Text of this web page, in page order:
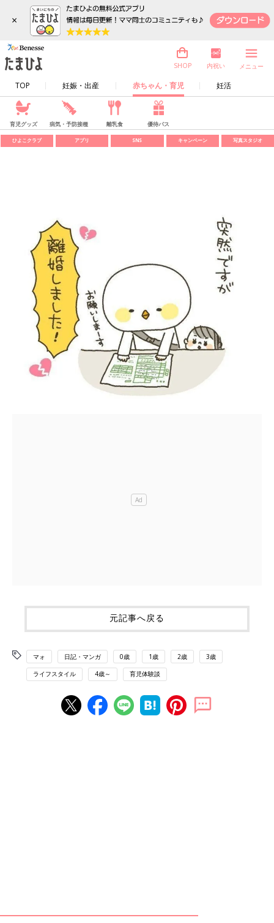
×
TOP 妊娠・出産 赤ちゃん・育児 妊活
SHOP 内祝い メニュー
育児グッズ 病気・予防接種 離乳食 優待パス
ひよこクラブ アプリ SNS キャンペーン 写真スタジオ
元記事へ戻る
マォ 日記・マンガ 0歳 1歳 2歳 3歳
ライフスタイル 4歳～ 育児体験談